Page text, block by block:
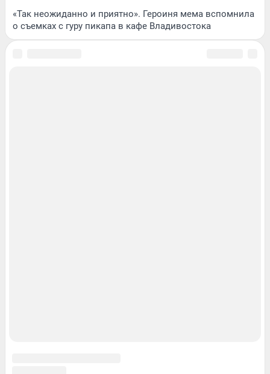
«Так неожиданно и приятно». Героиня мема вспомнила
о съемках с гуру пикапа в кафе Владивостока